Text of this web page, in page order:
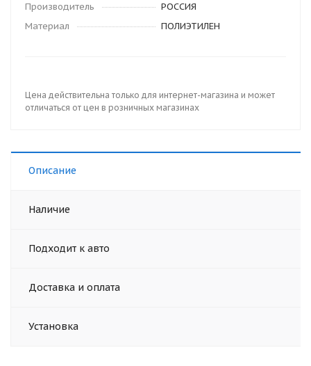
Производитель
РОССИЯ
Материал
ПОЛИЭТИЛЕН
Цена действительна только для интернет-магазина и может
отличаться от цен в розничных магазинах
Описание
Наличие
Подходит к авто
Доставка и оплата
Установка